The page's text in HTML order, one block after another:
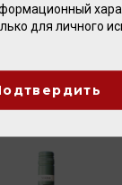
Tinto Roble 2022
1 632.00 ₽
для личного